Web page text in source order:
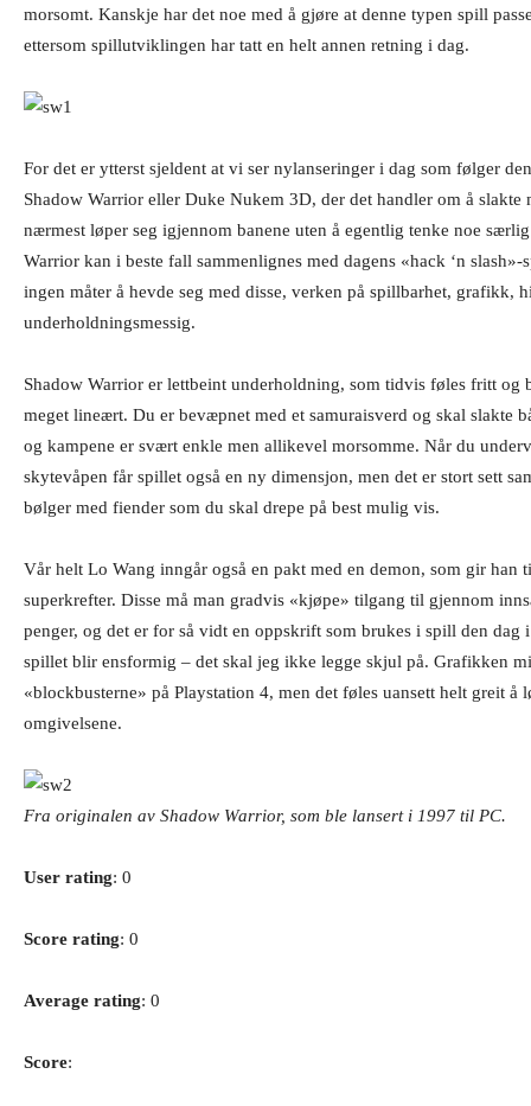
morsomt. Kanskje har det noe med å gjøre at denne typen spill
ettersom spillutviklingen har tatt en helt annen retning i dag.
For det er ytterst sjeldent at vi ser nylanseringer i dag som følger
Shadow Warrior eller Duke Nukem 3D, der det handler om å slakte
nærmest løper seg igjennom banene uten å egentlig tenke noe
Warrior kan i beste fall sammenlignes med dagens «hack ‘n
ingen måter å hevde seg med disse, verken på spillbarhet, grafikk,
underholdningsmessig.
Shadow Warrior er lettbeint underholdning, som tidvis føles fritt og
meget lineært. Du er bevæpnet med et samuraisverd og skal slakte
og kampene er svært enkle men allikevel morsomme. Når du
skytevåpen får spillet også en ny dimensjon, men det er stort sett
bølger med fiender som du skal drepe på best mulig vis.
Vår helt Lo Wang inngår også en pakt med en demon, som gir han
superkrefter. Disse må man gradvis «kjøpe» tilgang til gjennom
penger, og det er for så vidt en oppskrift som brukes i spill den dag
spillet blir ensformig – det skal jeg ikke legge skjul på. Grafikken
«blockbusterne» på Playstation 4, men det føles uansett helt greit å
omgivelsene.
Fra originalen av Shadow Warrior, som ble lansert i 1997 til PC.
User rating: 0
Score rating: 0
Average rating: 0
Score: